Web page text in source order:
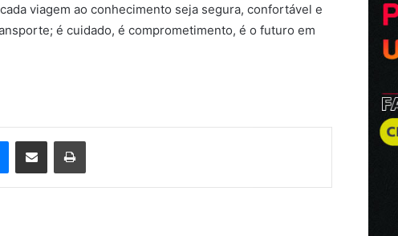
viagem ao conhecimento seja segura, confortável e
é cuidado, é comprometimento, é o futuro em
Messenger
Compartilhar via e-mail Imprimir